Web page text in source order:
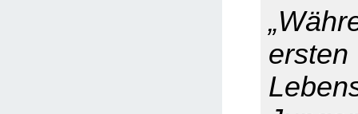
ersten